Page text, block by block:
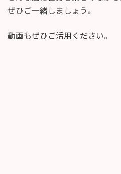
ぜひご一緒しましょう。
動画もぜひご活用ください。